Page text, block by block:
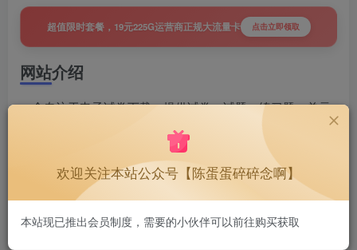
超值限时套餐，19元225G运营商正规大流量卡 点击立即领取
网站介绍
一个专注于电子试卷下载，提供试卷、试题、练习题、单元
卷、月考卷、期末期中 中考 高考等试卷相关资源下载服务。
免费且无需登录，包括小、初、高的语文、数学、英语各科
试卷和考试试卷等相关资源。
网站截图
欢迎关注本站公众号【陈蛋蛋碎碎念啊】
本站现已推出会员制度，需要的小伙伴可以前往购买获取